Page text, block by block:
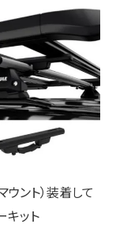
ウント）装着して
キット